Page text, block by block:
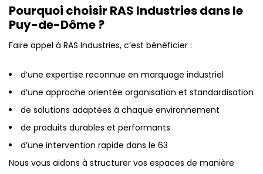
Pourquoi choisir RAS Industries dans le
Puy-de-Dôme ?
Faire appel à RAS Industries, c’est bénéficier :
d’une expertise reconnue en marquage industriel
d’une approche orientée organisation et standardisation
de solutions adaptées à chaque environnement
de produits durables et performants
d’une intervention rapide dans le 63
Nous vous aidons à structurer vos espaces de manière